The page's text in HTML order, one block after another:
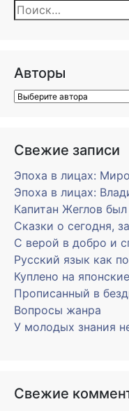
Найти:
Авторы
Свежие записи
Эпоха в лицах:
Эпоха в лицах:
Капитан Жеглов
Сказки о сегодня,
С верой в добро и
Русский язык как
Куплено на
Прописанный в
Вопросы жанра
У молодых знания
Свежие